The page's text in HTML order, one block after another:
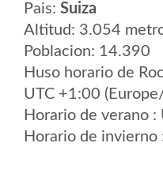
Pais: Suiza
Altitud: 3.054
Poblacion: 14.390
Huso horario de
UTC +1:00
Horario de verano :
Horario de invierno